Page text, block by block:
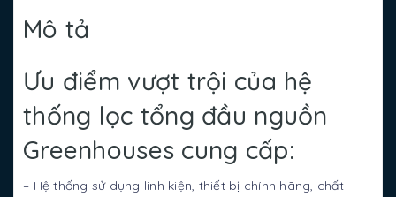
Mô tả
Ưu điểm vượt trội của hệ
thống lọc tổng đầu nguồn
Greenhouses cung cấp:
– Hệ thống sử dụng linh kiện, thiết bị chính hãng, chất